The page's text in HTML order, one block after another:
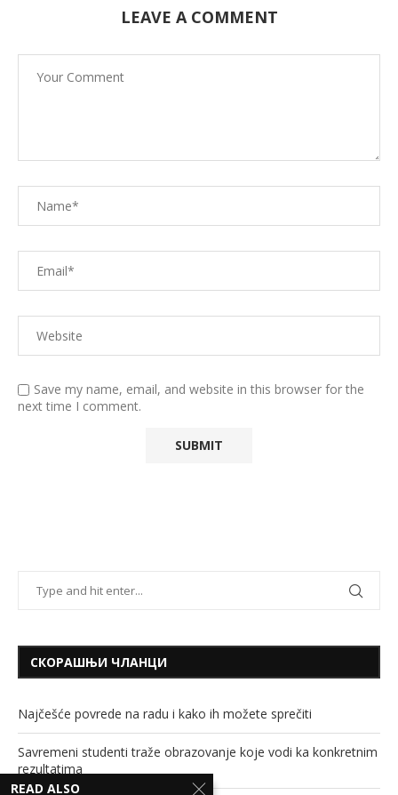
LEAVE A COMMENT
Save my name, email, and website in this browser for the
next time I comment.
СКОРАШЊИ ЧЛАНЦИ
Najčešće povrede na radu i kako ih možete sprečiti
Savremeni studenti traže obrazovanje koje vodi ka konkretnim
rezultatima
READ ALSO